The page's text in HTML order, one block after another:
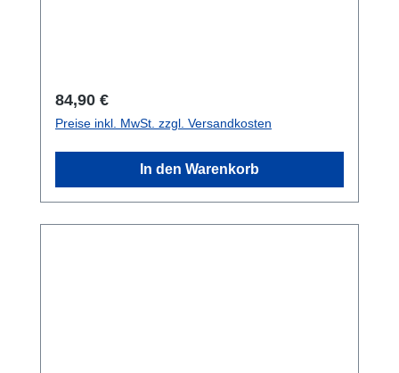
Gurtband, "H" in Blau auf schwarzem
Gurtband, "H" in Grau auf schwarzem
Gurtband, "H" in Tropical (Aqua) auf
schwarzem Gurtband,"H" in Schwarz auf
Regulärer Preis:
84,90 €
Preise inkl. MwSt. zzgl. Versandkosten
In den Warenkorb